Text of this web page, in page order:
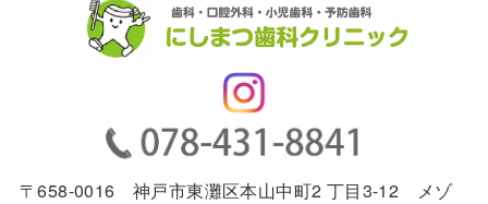
〒658-0016 神戸市東灘区本山中町2 丁目3-12 メゾ